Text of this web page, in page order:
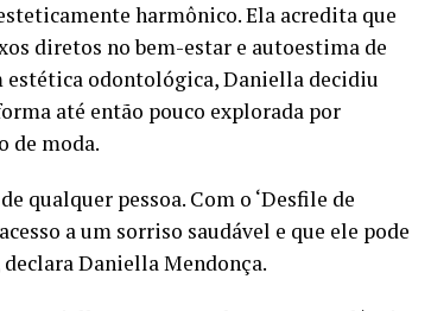
harmônico. Ela acredita que
diretos no bem-estar e autoestima de
estética odontológica, Daniella decidiu
até então pouco explorada por
de moda.
qualquer pessoa. Com o ‘Desfile de
a um sorriso saudável e que ele pode
Daniella Mendonça.